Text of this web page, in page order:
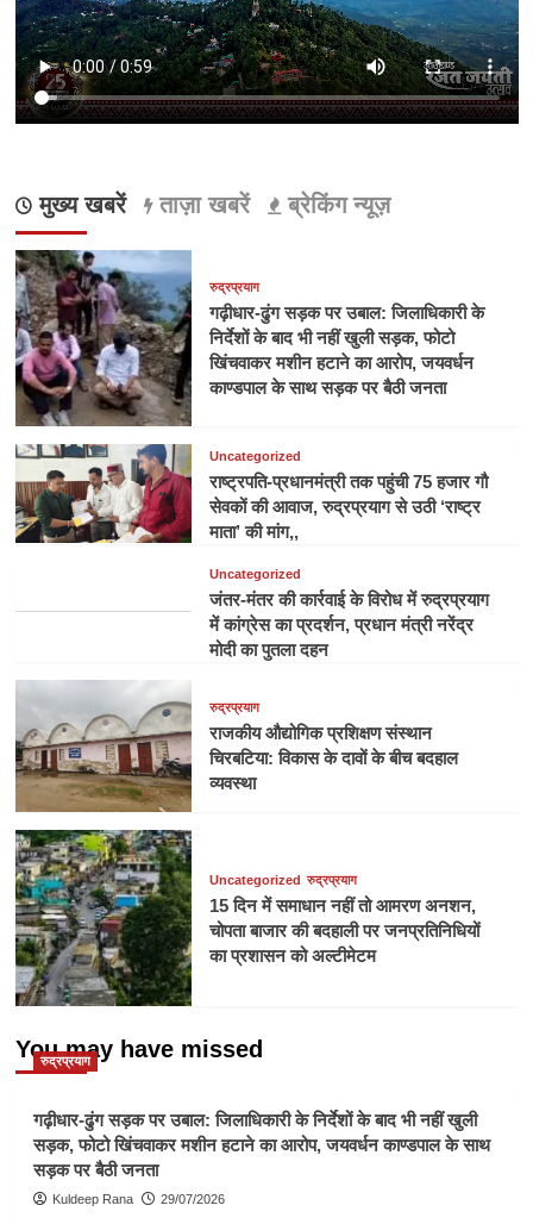
मुख्य खबरें ताज़ा खबरें ब्रेकिंग न्यूज़
रुद्रप्रयाग
गढ़ीधार-ढुंग सड़क पर उबाल: जिलाधिकारी के
निर्देशों के बाद भी नहीं खुली सड़क, फोटो
खिंचवाकर मशीन हटाने का आरोप, जयवर्धन
काण्डपाल के साथ सड़क पर बैठी जनता
Uncategorized
राष्ट्रपति-प्रधानमंत्री तक पहुंची 75 हजार गौ
सेवकों की आवाज, रुद्रप्रयाग से उठी ‘राष्ट्र
माता’ की मांग,,
Uncategorized
जंतर-मंतर की कार्रवाई के विरोध में रुद्रप्रयाग
में कांग्रेस का प्रदर्शन, प्रधान मंत्री नरेंद्र
मोदी का पुतला दहन
रुद्रप्रयाग
राजकीय औद्योगिक प्रशिक्षण संस्थान
चिरबटिया: विकास के दावों के बीच बदहाल
व्यवस्था
Uncategorized रुद्रप्रयाग
15 दिन में समाधान नहीं तो आमरण अनशन,
चोपता बाजार की बदहाली पर जनप्रतिनिधियों
का प्रशासन को अल्टीमेटम
You may have missed
रुद्रप्रयाग
गढ़ीधार-ढुंग सड़क पर उबाल: जिलाधिकारी के निर्देशों के बाद भी नहीं खुली
सड़क, फोटो खिंचवाकर मशीन हटाने का आरोप, जयवर्धन काण्डपाल के साथ
सड़क पर बैठी जनता
Kuldeep Rana 29/07/2026